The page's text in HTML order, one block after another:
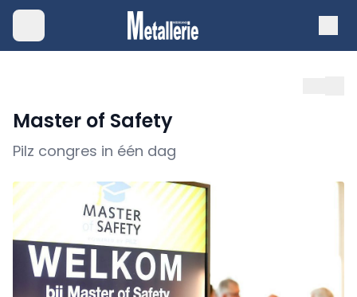
Master of Safety
Pilz congres in één dag